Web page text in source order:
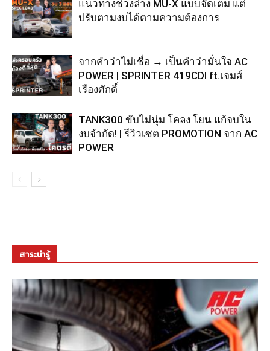
แนวทางช่วงล่าง MU-X แบบจัดเต็ม แต่
ปรับตามงบได้ตามความต้องการ
จากคำว่าไม่เชื่อ → เป็นคำว่ามั่นใจ AC
POWER | SPRINTER 419CDI ft.เจมส์
เรืองศักดิ์
TANK300 ขับไม่นุ่ม โคลง โยน แก้จบใน
งบจำกัด! | รีวิวเซต PROMOTION จาก AC
POWER
สาระน่ารู้